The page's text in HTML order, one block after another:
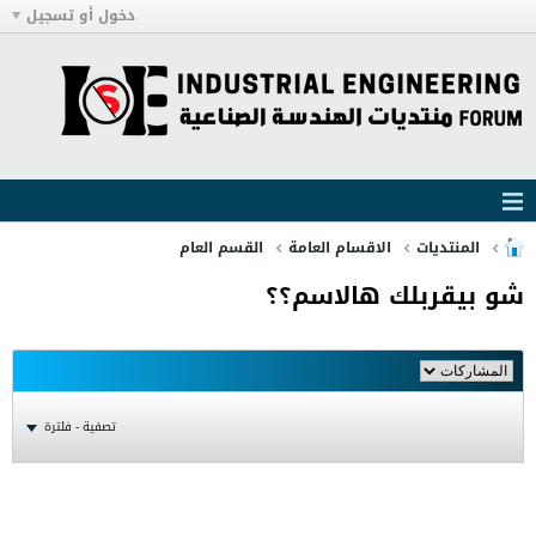
دخول أو تسجيل
المنتديات الاقسام العامة القسم العام
شو بيقربلك هالاسم؟؟
تصفية - فلترة